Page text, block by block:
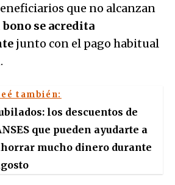
que no alcanzan
bono se acredita
junto con el pago habitual
también:
los descuentos de
que pueden ayudarte a
mucho dinero durante